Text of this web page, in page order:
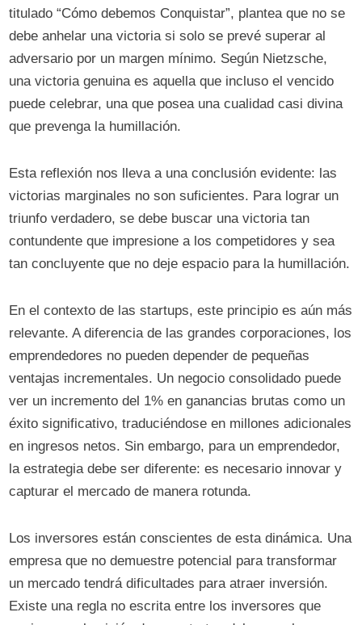
titulado “Cómo debemos Conquistar”, plantea que no se
debe anhelar una victoria si solo se prevé superar al
adversario por un margen mínimo. Según Nietzsche,
una victoria genuina es aquella que incluso el vencido
puede celebrar, una que posea una cualidad casi divina
que prevenga la humillación.
Esta reflexión nos lleva a una conclusión evidente: las
victorias marginales no son suficientes. Para lograr un
triunfo verdadero, se debe buscar una victoria tan
contundente que impresione a los competidores y sea
tan concluyente que no deje espacio para la humillación.
En el contexto de las startups, este principio es aún más
relevante. A diferencia de las grandes corporaciones, los
emprendedores no pueden depender de pequeñas
ventajas incrementales. Un negocio consolidado puede
ver un incremento del 1% en ganancias brutas como un
éxito significativo, traduciéndose en millones adicionales
en ingresos netos. Sin embargo, para un emprendedor,
la estrategia debe ser diferente: es necesario innovar y
capturar el mercado de manera rotunda.
Los inversores están conscientes de esta dinámica. Una
empresa que no demuestre potencial para transformar
un mercado tendrá dificultades para atraer inversión.
Existe una regla no escrita entre los inversores que